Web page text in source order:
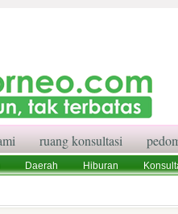
ruang konsultasi
Daerah Hiburan